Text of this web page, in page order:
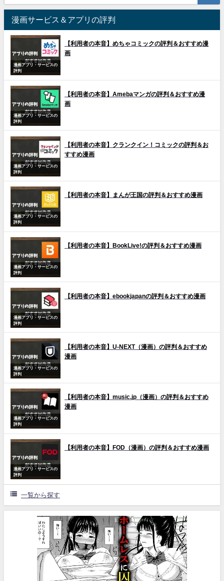
漫画サービス＆アプリの評判
漫画アプリ・サービスの
評判
【利用者の本音】めちゃコミックの評判＆おすすめ漫
画
漫画アプリ・サービスの
評判
【利用者の本音】Amebaマンガの評判＆おすすめ漫
画
漫画アプリ・サービスの
評判
【利用者の本音】クランクイン！コミックの評判＆お
すすめ漫画
漫画アプリ・サービスの
評判
【利用者の本音】まんが王国の評判＆おすすめ漫画
漫画アプリ・サービスの
評判
【利用者の本音】BookLive!の評判＆おすすめ漫画
漫画アプリ・サービスの
評判
【利用者の本音】ebookjapanの評判＆おすすめ漫画
漫画アプリ・サービスの
評判
【利用者の本音】U-NEXT（漫画）の評判＆おすすめ
漫画
漫画アプリ・サービスの
評判
【利用者の本音】music.jp（漫画）の評判＆おすすめ
漫画
漫画アプリ・サービスの
評判
【利用者の本音】FOD（漫画）の評判＆おすすめ漫画
一覧から探す